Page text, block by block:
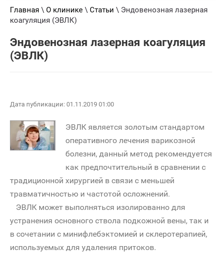
Главная \ О клинике \ Статьи \ Эндовенозная лазерная
коагуляция (ЭВЛК)
Эндовенозная лазерная коагуляция
(ЭВЛК)
Дата публикации: 01.11.2019 01:00
ЭВЛК является золотым стандартом
оперативного лечения варикозной
болезни, данный метод рекомендуется
как предпочтительный в сравнении с
традиционной хирургией в связи с меньшей
травматичностью и частотой осложнений.
ЭВЛК может выполняться изолированно для
устранения основного ствола подкожной вены, так и
в сочетании с минифлебэктомией и склеротерапией,
используемых для удаления притоков.